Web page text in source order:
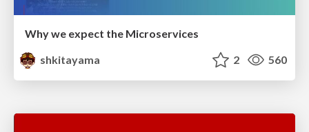
Why we expect the Microservices
shkitayama
2 560